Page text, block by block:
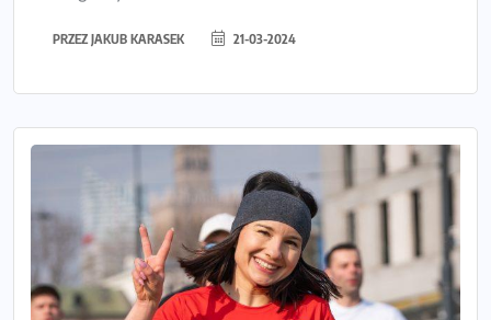
PRZEZ JAKUB KARASEK 21-03-2024